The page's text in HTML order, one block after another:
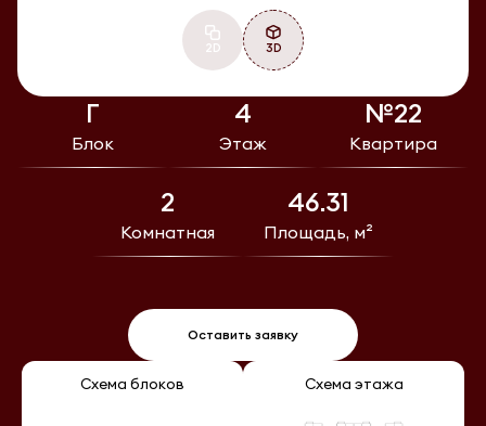
Г
Блок
4
Этаж
№22
Квартира
2
Комнатная
46.31
Площадь, м²
Оставить заявку
2D 3D
Схема блоков Схема этажа